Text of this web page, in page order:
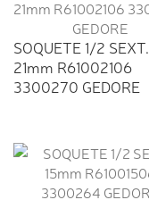
SOQUETE 1/2 SEXT.
21mm R61002106
3300270 GEDORE